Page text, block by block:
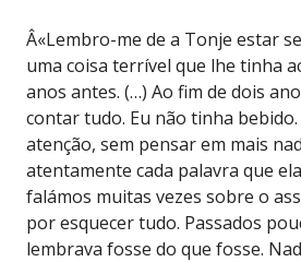
Â«Lembro-me de a Tonje estar
uma coisa terrível que lhe tinha
anos antes. (…) Ao fim de dois
contar tudo. Eu não tinha
atenção, sem pensar em mais
atentamente cada palavra que
falámos muitas vezes sobre o
por esquecer tudo. Passados
lembrava fosse do que fosse.